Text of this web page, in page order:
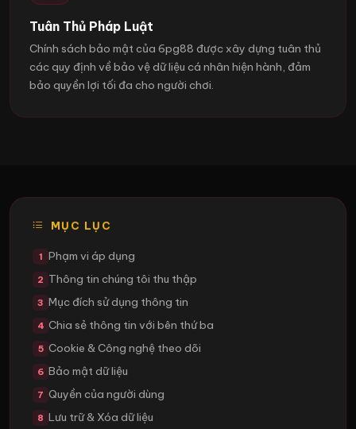
Tuân Thủ Pháp Luật
Chính sách bảo mật của 6pg88 được xây dựng tuân thủ
các quy định về bảo vệ dữ liệu cá nhân hiện hành, đảm
bảo quyền lợi tối đa cho người chơi.
MỤC LỤC
1 Phạm vi áp dụng
2 Thông tin chúng tôi thu thập
3 Mục đích sử dụng thông tin
4 Chia sẻ thông tin với bên thứ ba
5 Cookie & Công nghệ theo dõi
6 Bảo mật dữ liệu
7 Quyền của người dùng
8 Lưu trữ & Xóa dữ liệu